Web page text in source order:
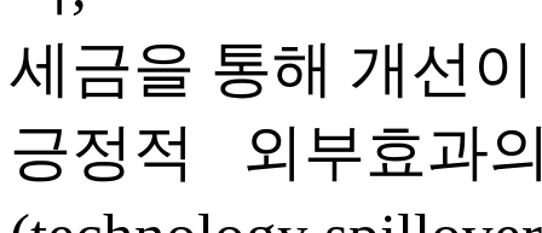
세금을 통해 개선
긍정적 외부효과